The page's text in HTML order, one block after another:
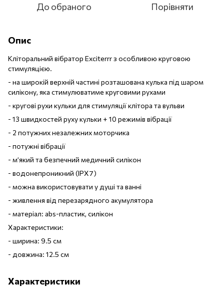
До обраного Порівняти
Опис
Кліторальний вібратор Exciterrr з особливою круговою
стимуляцією.
- на широкій верхній частині розташована кулька під шаром
силікону, яка стимулюватиме круговими рухами
- кругові рухи кульки для стимуляції клітора та вульви
- 13 швидкостей руху кульки + 10 режимів вібрації
- 2 потужних незалежних моторчика
- потужні вібрації
- м’який та безпечний медичний силікон
- водонепроникний (IPX7)
- можна використовувати у душі та ванні
- живлення від перезарядного акумулятора
- матеріал: abs-пластик, силікон
Характеристики:
- ширина: 9.5 см
- довжина: 12.5 см
Характеристики